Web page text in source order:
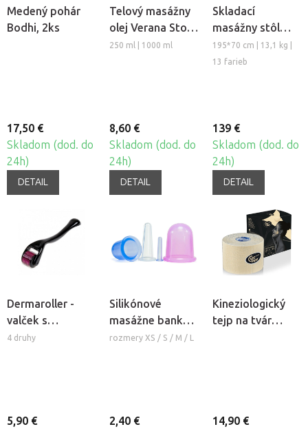
Medený pohár
Bodhi, 2ks
17,50 €
Skladom (dod. do
24h)
DETAIL
Telový masážny
olej Verana Stop
Celulitíde
250 ml | 1000 ml
8,60 €
Skladom (dod. do
24h)
DETAIL
Skladací
masážny stôl
TANDEM Basic-2
195*70 cm | 13,1 kg |
13 farieb
139 €
Skladom (dod. do
24h)
DETAIL
Dermaroller -
valček s
mikroihlami
4 druhy
5,90 €
Silikónové
masážne banky
Fabulo Bell
rozmery XS / S / M / L
2,40 €
Kineziologický
tejp na tvár
14,90 €